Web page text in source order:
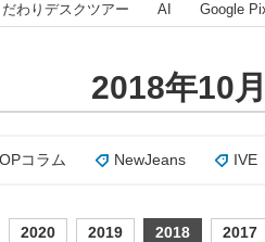
だわりデスクツアー AI Google
2018年10
コラム NewJeans IVE
2020 2019 2018
2017